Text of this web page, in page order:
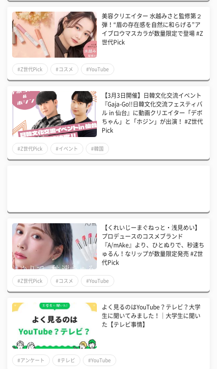
美容クリエイター 水越みさと監修第２
弾！“眉の存在感を自然に和らげる”ア
イブロウマスカラが数量限定で登場 #Z
世代Pick
#Z世代Pick #コスメ #YouTube
【3月3日開催】日韓文化交流イベント
『Gaja-Go!!日韓文化交流フェスティバ
ル in 仙台』に動画クリエイター「デボ
ちゃん」と「ホジン」が出演！ #Z世代
Pick
#Z世代Pick #イベント #韓国
【くれいじーまぐねっと・浅見めい】
プロデュースのコスメブランド
『A/mAke』より、ひとぬりで、秒速ち
ゅるん！なリップが数量限定発売 #Z世
代Pick
#Z世代Pick #コスメ #YouTube
よく見るのはYouTube？テレビ？大学
生に聞いてみました！｜大学生に聞い
た【テレビ事情】
#アンケート #テレビ #YouTube